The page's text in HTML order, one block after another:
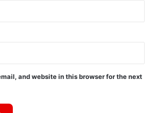
and website in this browser for the next